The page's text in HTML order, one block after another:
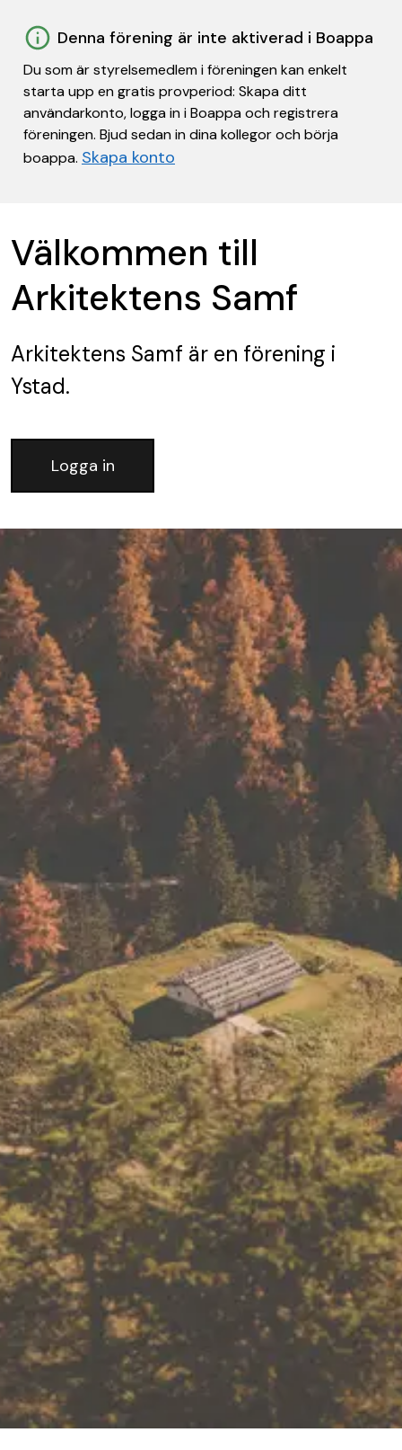
Denna förening är inte aktiverad i Boappa
Du som är styrelsemedlem i föreningen kan enkelt
starta upp en gratis provperiod: Skapa ditt
användarkonto, logga in i Boappa och registrera
föreningen. Bjud sedan in dina kollegor och börja
boappa. Skapa konto
Välkommen till
Arkitektens Samf
Arkitektens Samf är en förening i
Ystad.
Logga in